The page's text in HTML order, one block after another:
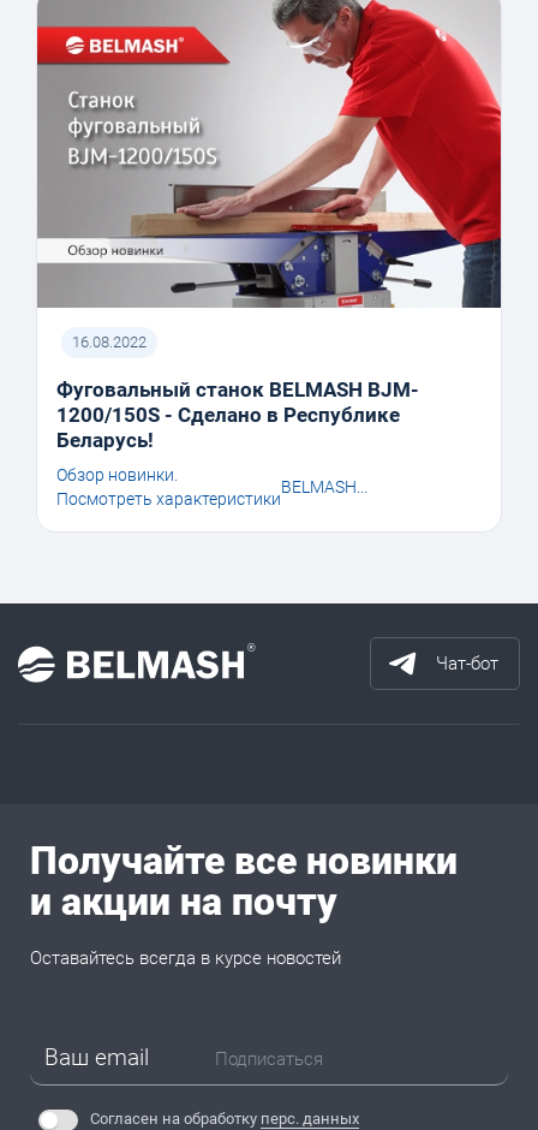
16.08.2022
Фуговальный станок BELMASH BJM-
1200/150S - Сделано в Республике
Беларусь!
Обзор новинки.
Посмотреть характеристики
BELMASH...
Чат-бот
Получайте все новинки
и акции на почту
Оставайтесь всегда в курсе новостей
Подписаться
Согласен на обработку перс. данных